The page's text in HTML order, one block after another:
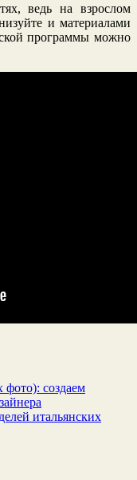
ведь на взрослом
и материалами
программы можно
создаем
итальянских